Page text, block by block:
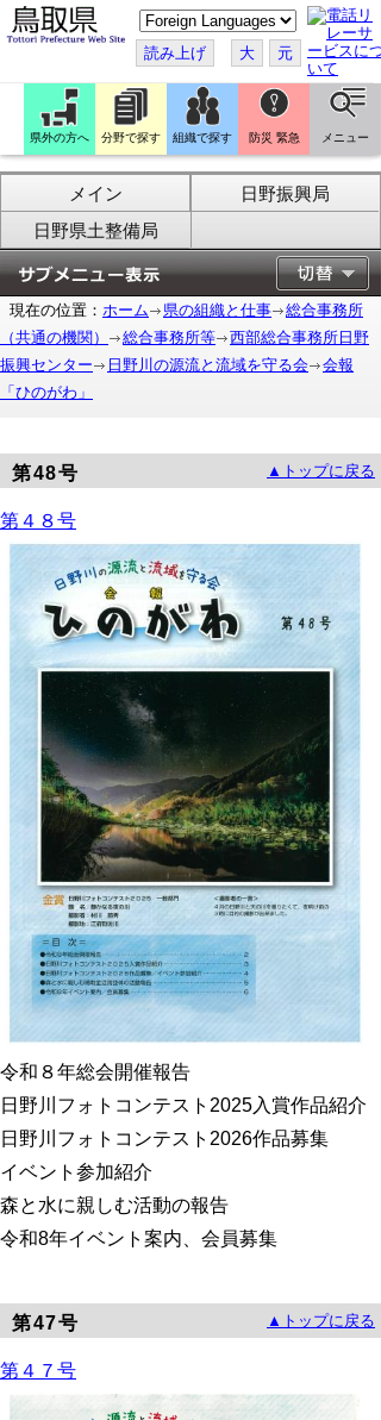
こ
の
ペ
ー
ジ
翻
訳
す
る
読み上げ 大 元
県外の方へ 分野で探す 組織で探す 防災 緊急 メニュー
メイン
日野振興局
日野県土整備局
現在の位置： ホーム 県の組織と仕事
総合事務所
（共通の機関）
総合事務所等
西部総合事務所日野
振興センター
日野川の源流と流域を守る会
会報
「ひのがわ」
第48号 ▲トップに戻る
第４８号
令和８年総会開催報告
日野川フォトコンテスト2025入賞作品紹介
日野川フォトコンテスト2026作品募集
イベント参加紹介
森と水に親しむ活動の報告
令和8年イベント案内、会員募集
第47号 ▲トップに戻る
第４７号